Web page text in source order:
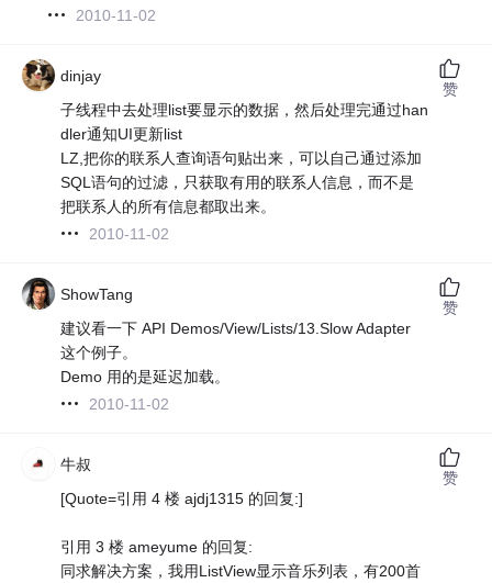
2010-11-02
dinjay
子线程中去处理list要显示的数据，然后处理完通过han
dler通知UI更新list
LZ,把你的联系人查询语句贴出来，可以自己通过添加
SQL语句的过滤，只获取有用的联系人信息，而不是
把联系人的所有信息都取出来。
2010-11-02
赞
ShowTang
建议看一下 API Demos/View/Lists/13.Slow Adapter
这个例子。
Demo 用的是延迟加载。
2010-11-02
赞
牛叔
[Quote=引用 4 楼 ajdj1315 的回复:]
引用 3 楼 ameyume 的回复:
同求解决方案，我用ListView显示音乐列表，有200首
赞